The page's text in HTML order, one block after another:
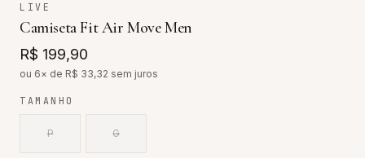
LIVE
Camiseta Fit Air Move Men
R$ 199,90
ou 6× de R$ 33,32 sem juros
TAMANHO
P G